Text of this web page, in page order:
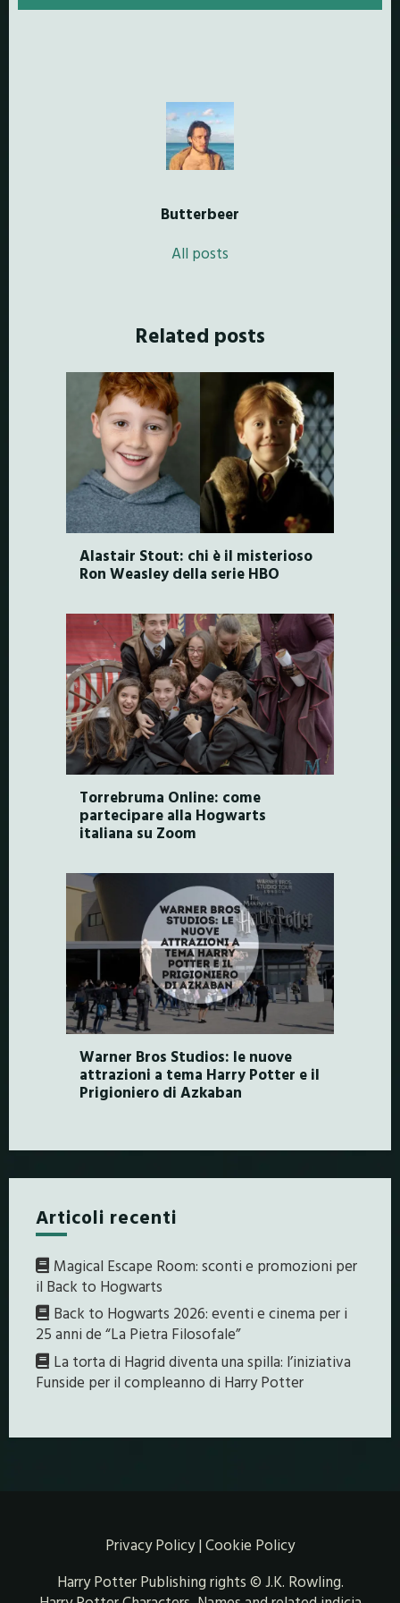
Butterbeer
All posts
Related posts
Alastair Stout: chi è il misterioso
Ron Weasley della serie HBO
Torrebruma Online: come
partecipare alla Hogwarts
italiana su Zoom
Warner Bros Studios: le nuove
attrazioni a tema Harry Potter e il
Prigioniero di Azkaban
Articoli recenti
Magical Escape Room: sconti e promozioni per
il Back to Hogwarts
Back to Hogwarts 2026: eventi e cinema per i
25 anni de “La Pietra Filosofale”
La torta di Hagrid diventa una spilla: l’iniziativa
Funside per il compleanno di Harry Potter
Privacy Policy| Cookie Policy
Harry Potter Publishing rights © J.K. Rowling.